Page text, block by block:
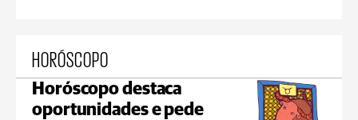
HORÓSCOPO
Horóscopo destaca
oportunidades e pede